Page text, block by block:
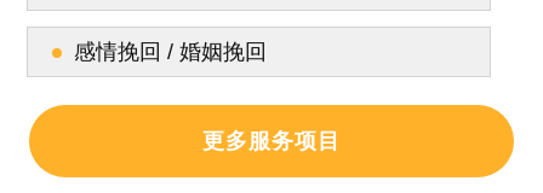
感情挽回 / 婚姻挽回
更多服务项目